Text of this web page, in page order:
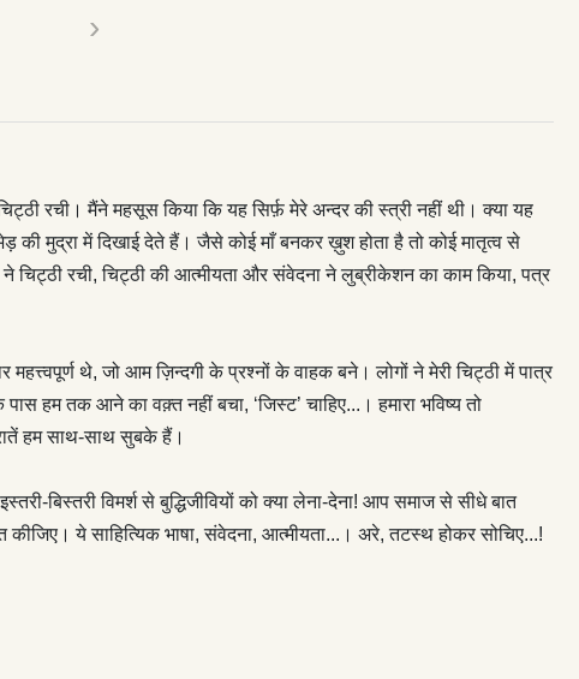
›
रची। मैंने महसूस किया कि यह सिर्फ़ मेरे अन्दर की स्त्री नहीं थी। क्या यह
मुद्रा में दिखाई देते हैं। जैसे कोई माँ बनकर ख़ुश होता है तो कोई मातृत्व से
चिट्ठी रची, चिट्ठी की आत्मीयता और संवेदना ने लुब्रीकेशन का काम किया, पत्र
थे, जो आम ज़िन्दगी के प्रश्नों के वाहक बने। लोगों ने मेरी चिट्ठी में पात्र
हम तक आने का वक़्त नहीं बचा, ‘जिस्ट’ चाहिए...। हमारा भविष्य तो
हम साथ-साथ सुबके हैं।
बिस्तरी विमर्श से बुद्धिजीवियों को क्या लेना-देना! आप समाज से सीधे बात
ये साहित्यिक भाषा, संवेदना, आत्मीयता...। अरे, तटस्थ होकर सोचिए...!